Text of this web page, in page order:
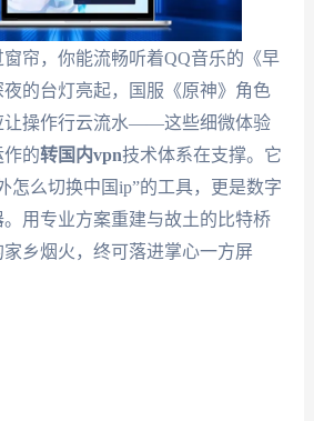
帘，你能流畅听着QQ音乐的《早
的台灯亮起，国服《原神》角色
让操作行云流水——这些细微体验
作的转国内vpn技术体系在支撑。它
怎么切换中国ip”的工具，更是数字
用专业方案重建与故土的比特桥
乡烟火，终可落进掌心一方屏